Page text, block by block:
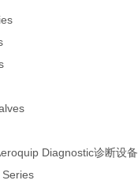
Diagnostic诊断设备